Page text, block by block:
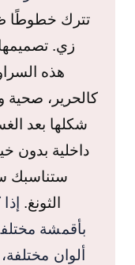
تترك خطوطًا
زي.
هذه
كالحرير، صحية
شكلها بعد
داخلية بدون
ستناسبك
الثونغ.
بأقمشة
ألوان